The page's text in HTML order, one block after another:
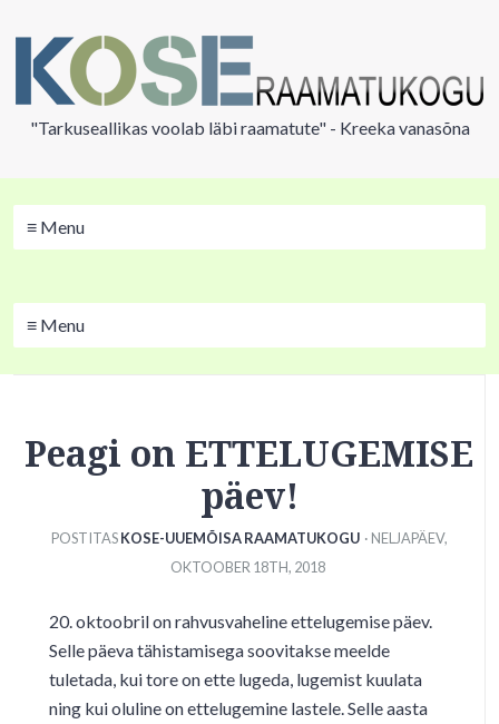
"Tarkuseallikas voolab läbi raamatute" - Kreeka vanasõna
≡ Menu
≡ Menu
Peagi on ETTELUGEMISE
päev!
POSTITASKOSE-UUEMÕISA RAAMATUKOGU · NELJAPÄEV,
OKTOOBER 18TH, 2018
20. oktoobril on rahvusvaheline ettelugemise päev.
Selle päeva tähistamisega soovitakse meelde
tuletada, kui tore on ette lugeda, lugemist kuulata
ning kui oluline on ettelugemine lastele. Selle aasta